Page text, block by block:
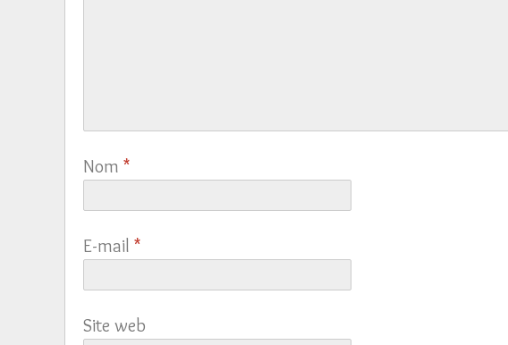
Nom *
E-mail *
Site web